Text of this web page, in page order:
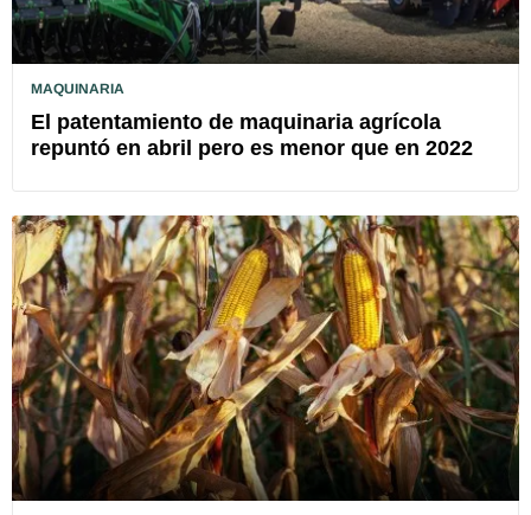
MAQUINARIA
El patentamiento de maquinaria agrícola
repuntó en abril pero es menor que en 2022